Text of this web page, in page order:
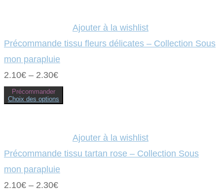
options
peuvent
choisies
la
du
produit
Ajouter à la wishlist
Précommande tissu fleurs délicates – Collection Sous
mon parapluie
2.10€ – 2.30€
Précommander
Choix des options
Ce
options
peuvent
choisies
la
Ajouter à la wishlist
Précommande tissu tartan rose – Collection Sous
mon parapluie
2.10€ – 2.30€